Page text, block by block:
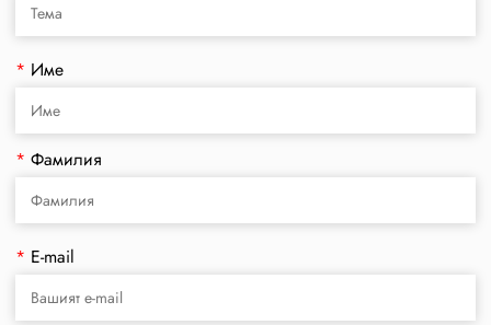
* Име
* Фамилия
* E-mail